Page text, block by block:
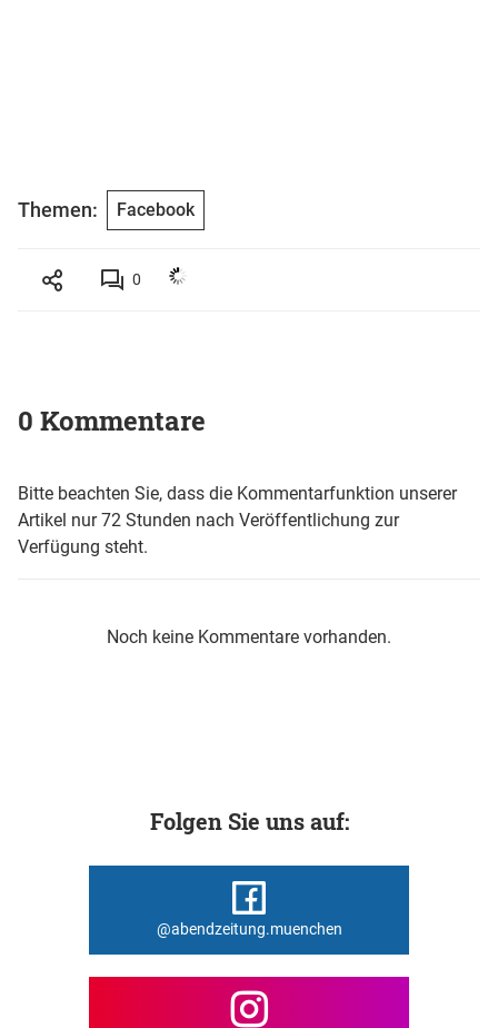
Themen: Facebook
0
0 Kommentare
Bitte beachten Sie, dass die Kommentarfunktion unserer
Artikel nur 72 Stunden nach Veröffentlichung zur
Verfügung steht.
Noch keine Kommentare vorhanden.
Folgen Sie uns auf:
@abendzeitung.muenchen